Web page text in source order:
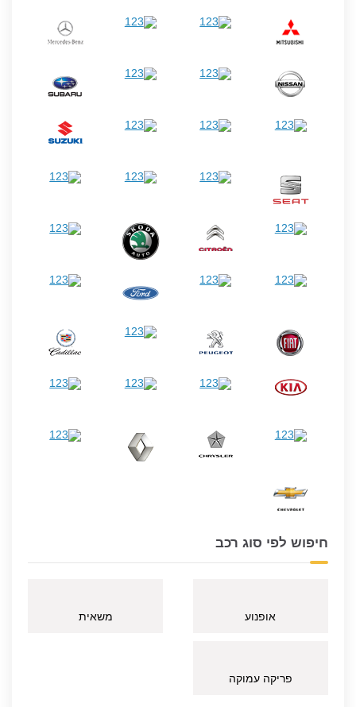
חיפוש לפי סוג רכב
אופנוע משאית
פריקה עמוקה